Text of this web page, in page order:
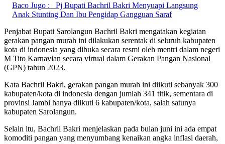
Baco Jugo :
Pj Bupati Bachril Bakri Menyuapi Langsung
Anak Stunting Dan Ibu Pengidap Gangguan Saraf
Penjabat Bupati Sarolangun Bachril Bakri mengatakan kegiatan
gerakan pangan murah ini dilakukan serentak di seluruh kabupaten
kota di indonesia yang dibuka secara resmi oleh mentri dalam negeri
M Tito Karnavian secara virtual dalam Gerakan Pangan Nasional
(GPN) tahun 2023.
Kata Bachril Bakri, gerakan pangan murah ini diikuti sebanyak 300
kabupaten/kota di indonesia dengan jumlah 341 titik, sementara di
provinsi Jambi hanya diikuti 6 kabupaten/kota, salah satunya
kabupaten Sarolangun.
Selain itu, Bachril Bakri menjelaskan pada bulan juni ini ada empat
komoditi pangan yang menyumbang kenaikan angka inflasi daerah,